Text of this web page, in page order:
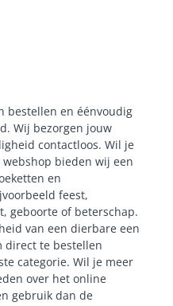
bestellen en éénvoudig
Wij bezorgen jouw
contactloos. Wil je
bieden wij een
en
feest,
geboorte of beterschap.
van een dierbare een
direct te bestellen
categorie. Wil je meer
over het online
gebruik dan de